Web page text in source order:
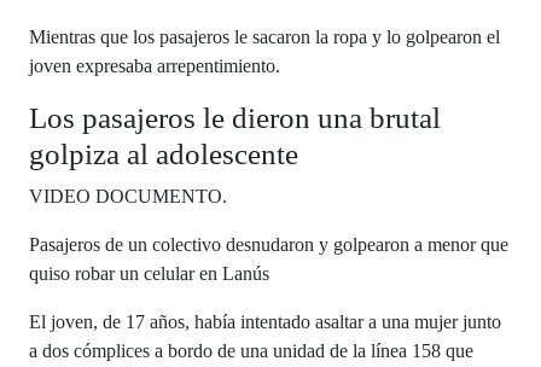
Mientras que los pasajeros le sacaron la ropa y lo golpearon el
joven expresaba arrepentimiento.
Los pasajeros le dieron una brutal
golpiza al adolescente
VIDEO DOCUMENTO.
Pasajeros de un colectivo desnudaron y golpearon a menor que
quiso robar un celular en Lanús
El joven, de 17 años, había intentado asaltar a una mujer junto
a dos cómplices a bordo de una unidad de la línea 158 que